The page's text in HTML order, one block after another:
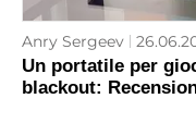
Anry Sergeev
Un portatile per
blackout: